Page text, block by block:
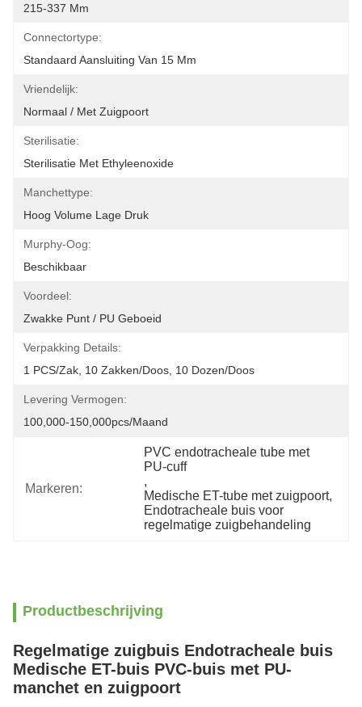
215-337 Mm
Connectortype:
Standaard Aansluiting Van 15 Mm
Vriendelijk:
Normaal / Met Zuigpoort
Sterilisatie:
Sterilisatie Met Ethyleenoxide
Manchettype:
Hoog Volume Lage Druk
Murphy-Oog:
Beschikbaar
Voordeel:
Zwakke Punt / PU Geboeid
Verpakking Details:
1 PCS/zak, 10 Zakken/doos, 10 Dozen/doos
Levering Vermogen:
100,000-150,000pcs/maand
Markeren:
PVC endotracheale tube met
PU-cuff
,
Medische ET-tube met zuigpoort
Endotracheale buis voor
regelmatige zuigbehandeling
Productbeschrijving
Regelmatige zuigbuis Endotracheale buis
Medische ET-buis PVC-buis met PU-
manchet en zuigpoort